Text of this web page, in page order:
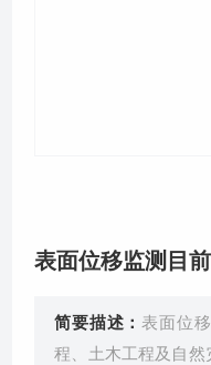
表面位移监测目
简要描述：表面位
程、土木工程及自然